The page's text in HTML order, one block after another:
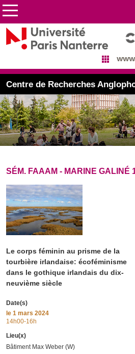
Centre de Recherches
SÉM. FAAAM - MARINE GALINÉ
Le corps féminin au prisme de la
tourbière irlandaise: écoféminisme
dans le gothique irlandais du dix-
neuvième siècle
Date(s)
le 1 mars 2024
14h00-16h
Lieu(x)
Bâtiment Max Weber (W)